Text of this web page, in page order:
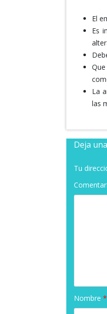
El
Es
La
las
Deja
Tu
Nombre *